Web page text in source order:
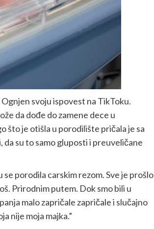
Ognjen svoju ispovest na TikToku.
da dođe do zamene dece u
što je otišla u porodilište pričala je sa
da su to samo gluposti i preuveličane
porodila carskim rezom. Sve je prošlo
Prirodnim putem. Dok smo bili u
malo zapričale zapričale i slučajno
nije moja majka.”